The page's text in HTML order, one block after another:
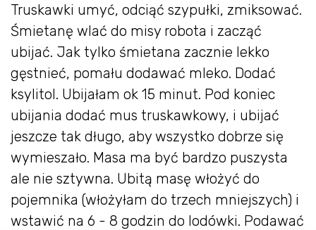
Truskawki umyć, odciąć szypułki, zmiksować.
Śmietanę wlać do misy robota i zacząć
ubijać. Jak tylko śmietana zacznie lekko
gęstnieć, pomału dodawać mleko. Dodać
ksylitol. Ubijałam ok 15 minut. Pod koniec
ubijania dodać mus truskawkowy, i ubijać
jeszcze tak długo, aby wszystko dobrze się
wymieszało. Masa ma być bardzo puszysta
ale nie sztywna. Ubitą masę włożyć do
pojemnika (włożyłam do trzech mniejszych) i
wstawić na 6 - 8 godzin do lodówki. Podawać